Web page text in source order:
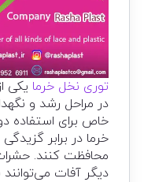
توری نخل خرما یکی
در مراحل رشد و
خاص برای استفاده
خرما در برابر
محافظت کنند.
دیگر آفات